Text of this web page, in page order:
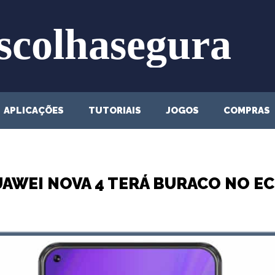
APLICAÇÕES TUTORIAIS JOGOS COMPRAS
NOVA 4 TERÁ BURACO NO